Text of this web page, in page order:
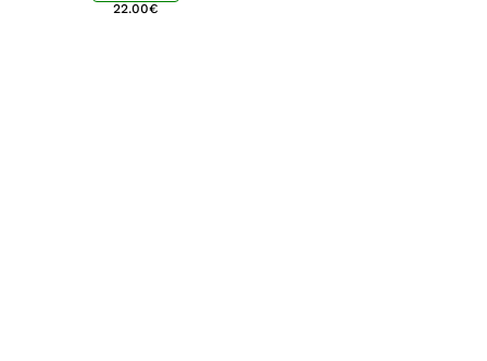
22.00€